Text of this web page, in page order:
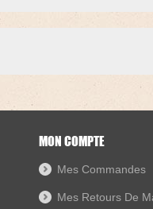
MON COMPTE
Mes Commandes
Mes Retours De